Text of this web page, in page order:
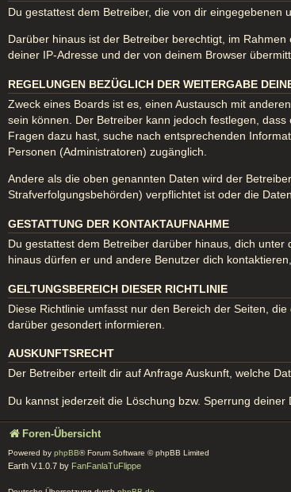
Du gestattest dem Betreiber, die von dir eingegebenen
Darüber hinaus ist der Betreiber berechtigt, im
deiner IP-Adresse und der von deinem Browser
REGELUNGEN BEZÜGLICH DER WEITERGABE
Zweck eines Boards ist es, einen Austausch mit
sein können. Der Betreiber kann jedoch festlegen,
Fragen dazu hast, suche nach entsprechenden
Personen (Administratoren) zugänglich.
Andere als die oben genannten Daten wird der
Strafverfolgungsbehörden) verpflichtet ist oder die
GESTATTUNG DER KONTAKTAUFNAHME
Du gestattest dem Betreiber darüber hinaus, dich
hinaus dürfen er und andere Benutzer dich
GELTUNGSBEREICH DIESER RICHTLINIE
Diese Richtlinie umfasst nur den Bereich der Seiten,
darüber gesondert informieren.
AUSKUNFTSRECHT
Der Betreiber erteilt dir auf Anfrage Auskunft, welche
Du kannst jederzeit die Löschung bzw. Sperrung
Foren-Übersicht
Powered by phpBB® Forum Software © phpBB Limited
Earth V.1.0.7 by FanFanlaTuFlippe